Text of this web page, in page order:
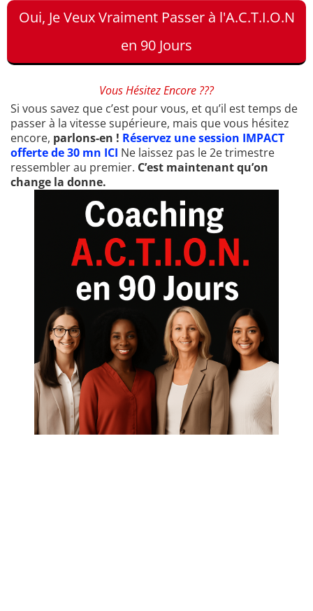
Oui, Je Veux Vraiment Passer à l'A.C.T.I.O.N
en 90 Jours
Vous Hésitez Encore ???
Si vous savez que c’est pour vous, et qu’il est temps de
passer à la vitesse supérieure, mais que vous hésitez
encore, parlons-en ! Réservez une session IMPACT
offerte de 30 mn ICI Ne laissez pas le 2e trimestre
ressembler au premier. C’est maintenant qu’on
change la donne.